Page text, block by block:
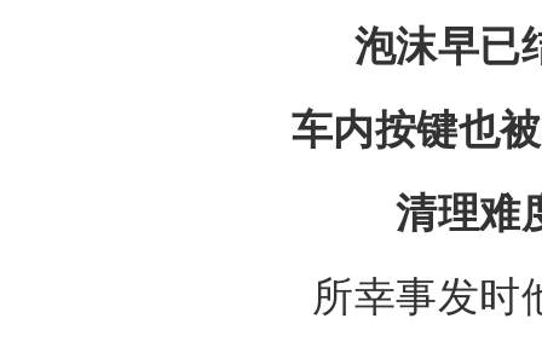
泡沫早已
车内按键也
清理难
所幸事发时